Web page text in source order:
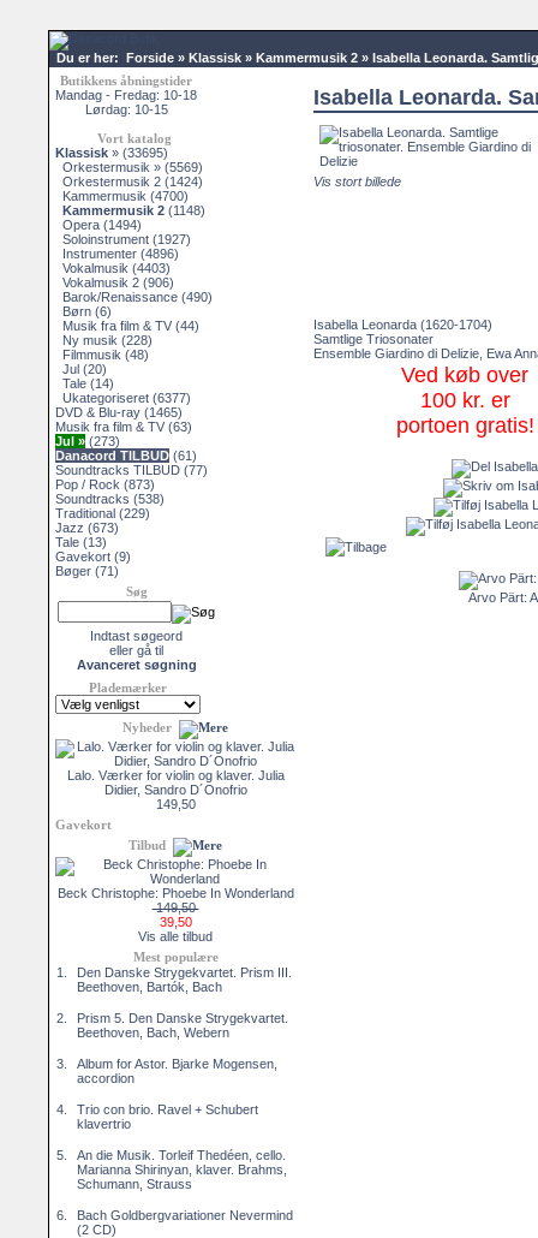
Du er her: Forside » Klassisk » Kammermusik 2 » Isabella Leonarda.
Butikkens åbningstider
Mandag - Fredag: 10-18
Lørdag: 10-15
Vort katalog
Klassisk » (33695)
Orkestermusik » (5569)
Orkestermusik 2 (1424)
Kammermusik (4700)
Kammermusik 2 (1148)
Opera (1494)
Soloinstrument (1927)
Instrumenter (4896)
Vokalmusik (4403)
Vokalmusik 2 (906)
Barok/Renaissance (490)
Børn (6)
Musik fra film & TV (44)
Ny musik (228)
Filmmusik (48)
Jul (20)
Tale (14)
Ukategoriseret (6377)
DVD & Blu-ray (1465)
Musik fra film & TV (63)
Jul » (273)
Danacord TILBUD (61)
Soundtracks TILBUD (77)
Pop / Rock (873)
Soundtracks (538)
Traditional (229)
Jazz (673)
Tale (13)
Gavekort (9)
Bøger (71)
Søg
Indtast søgeord
eller gå til
Avanceret søgning
Plademærker
Nyheder
Lalo. Værker for violin og klaver. Julia
Didier, Sandro D´Onofrio
149,50
Gavekort
Tilbud
Beck Christophe: Phoebe In Wonderland
149,50
39,50
Vis alle tilbud
Mest populære
1.
Den Danske Strygekvartet. Prism III.
Beethoven, Bartók, Bach
2.
Prism 5. Den Danske Strygekvartet.
Beethoven, Bach, Webern
3.
Album for Astor. Bjarke Mogensen,
accordion
4.
Trio con brio. Ravel + Schubert
klavertrio
5.
An die Musik. Torleif Thedéen, cello.
Marianna Shirinyan, klaver. Brahms,
Schumann, Strauss
6.
Bach Goldbergvariationer Nevermind
(2 CD)
Isabella Leonarda.
Vis stort billede
Isabella Leonarda (1620-1704)
Samtlige Triosonater
Ensemble Giardino di Delizie, Ewa
Ved køb over
100 kr. er
portoen gratis!
Arvo Pärt: